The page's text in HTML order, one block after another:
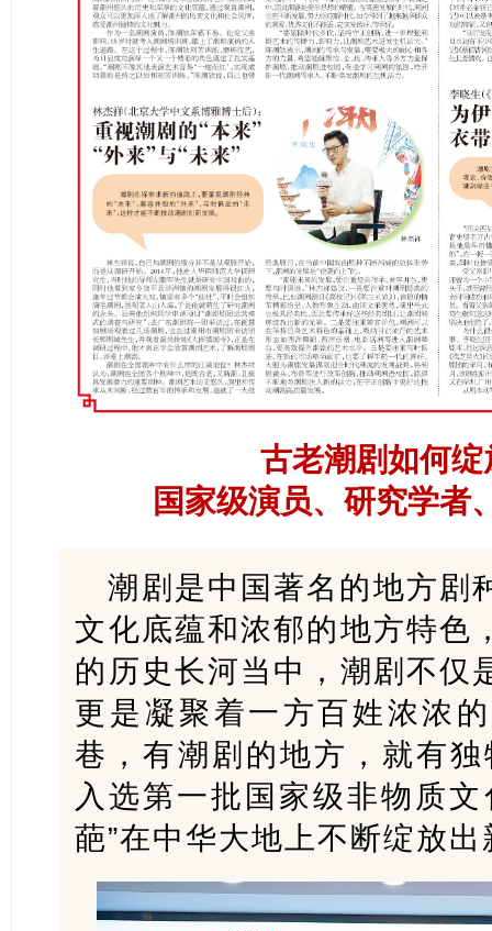
古老潮剧如何
国家级演员、研究学者
潮剧是中国著名的地方剧
文化底蕴和浓郁的地方特色
的历史长河当中，潮剧不仅
更是凝聚着一方百姓浓浓
巷，有潮剧的地方，就有
入选第一批国家级非物质
葩”在中华大地上不断绽放